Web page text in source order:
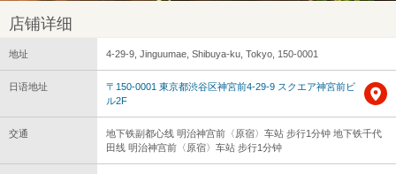
店铺详细
地址 4-29-9, Jinguumae, Shibuya-ku, Tokyo, 150-0001
日语地址
〒150-0001 東京都渋谷区神宮前4-29-9 スクエア神宮前ビ
ル2F
交通
地下铁副都心线 明治神宫前〈原宿〉车站 步行1分钟 地下铁千代
田线 明治神宫前〈原宿〉车站 步行1分钟